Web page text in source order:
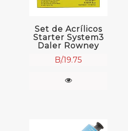
Set de Acrílicos
Starter System3
Daler Rowney
B/.19.75